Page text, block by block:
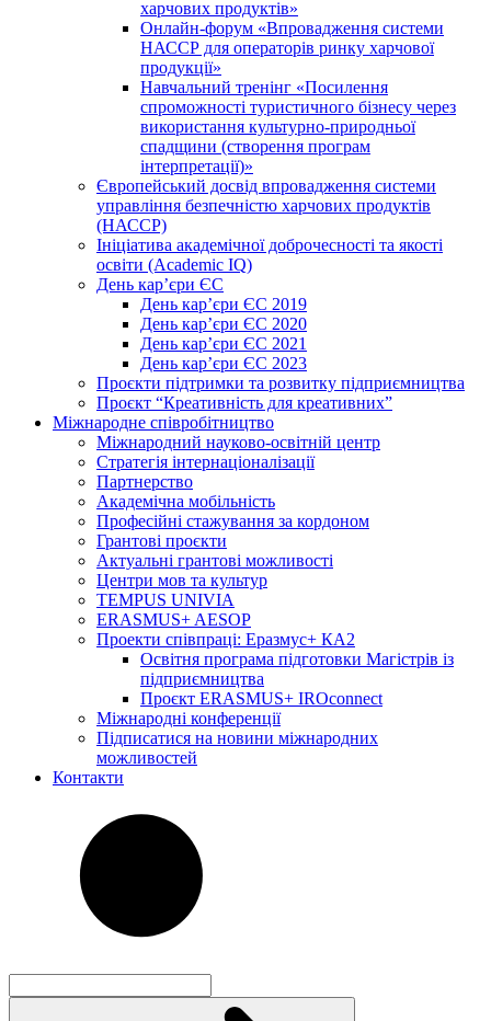
харчових продуктів»
Онлайн-форум «Впровадження системи
НАССР для операторів ринку харчової
продукції»
Навчальний тренінг «Посилення
спроможності туристичного бізнесу через
використання культурно-природньої
спадщини (створення програм
інтерпретації)»
Європейський досвід впровадження системи
управління безпечністю харчових продуктів
(НАССР)
Ініціатива академічної доброчесності та якості
освіти (Academic IQ)
День кар’єри ЄС
День кар’єри ЄС 2019
День кар’єри ЄС 2020
День кар’єри ЄС 2021
День кар’єри ЄС 2023
Проєкти підтримки та розвитку підприємництва
Проєкт “Креативність для креативних”
Міжнародне співробітництво
Міжнародний науково-освітній центр
Стратегія інтернаціоналізації
Партнерство
Академічна мобільність
Професійні стажування за кордоном
Грантові проєкти
Актуальні грантові можливості
Центри мов та культур
TEMPUS UNIVIA
ERASMUS+ AESOP
Проекти співпраці: Еразмус+ КА2
Освітня програма підготовки Магістрів із
підприємництва
Проєкт ERASMUS+ IROconnect
Міжнародні конференції
Підписатися на новини міжнародних
можливостей
Контакти